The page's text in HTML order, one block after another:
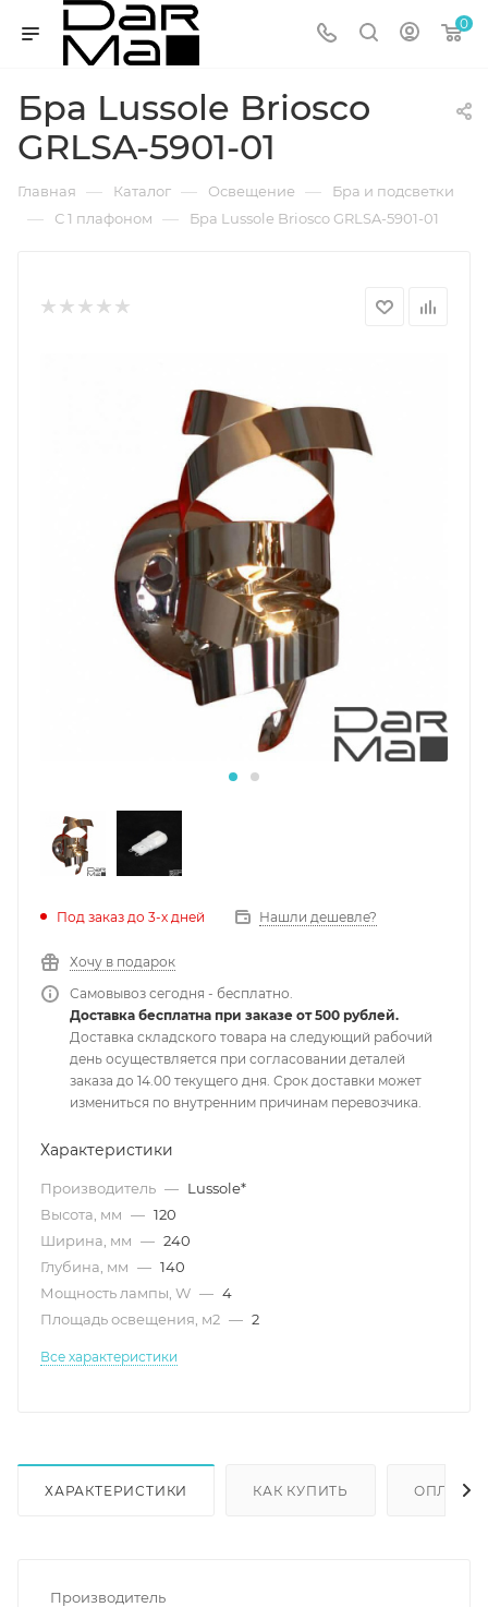
0
Бра Lussole Briosco
GRLSA-5901-01
Главная — Каталог — Освещение — Бра и подсветки
— С 1 плафоном — Бра Lussole Briosco GRLSA-5901-01
Под заказ до 3-х дней Нашли дешевле?
Хочу в подарок
Самовывоз сегодня - бесплатно.
Доставка бесплатна при заказе от 500 рублей.
Доставка складского товара на следующий рабочий
день осуществляется при согласовании деталей
заказа до 14.00 текущего дня. Срок доставки может
измениться по внутренним причинам перевозчика.
Характеристики
Производитель — Lussole*
Высота, мм — 120
Ширина, мм — 240
Глубина, мм — 140
Мощность лампы, W — 4
Площадь освещения, м2 — 2
Все характеристики
ХАРАКТЕРИСТИКИ КАК КУПИТЬ ОПЛАТА
Производитель